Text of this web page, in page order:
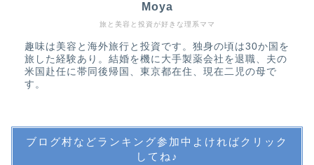
旅と美容と投資が好きな理系ママ
Moya
趣味は美容と海外旅行と投資です。独身の頃は30か国を
旅した経験あり。結婚を機に大手製薬会社を退職、夫の
米国赴任に帯同後帰国、東京都在住、現在二児の母で
す。
ブログ村などランキング参加中よければクリック
してね♪
教育・英語・公文・中学
受験
公文